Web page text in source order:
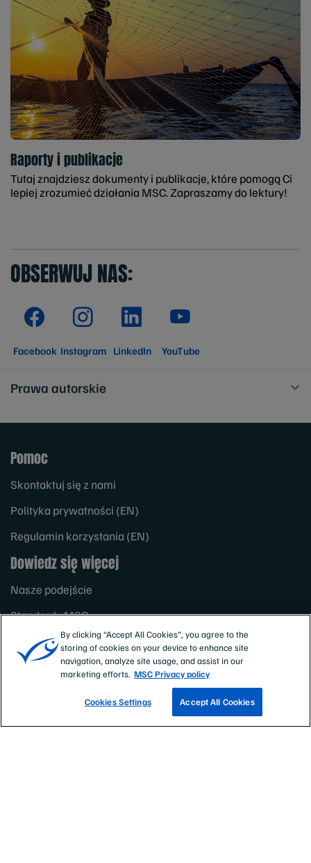
Raporty i publikacje
Tutaj znajdziesz dokumenty i publikacje, które pomogą Ci
lepiej zrozumieć działania MSC. Zapraszamy do lektury!
OBSERWUJ NAS:
Facebook Instagram LinkedIn YouTube
Prawa autorskie
Pomoc
Skontaktuj się z nami
Polityka prywatności (EN)
Regulamin korzystania (EN)
Dowiedz się więcej
Nasze podejście
Standardy MSC
By clicking “Accept All Cookies”, you agree to the
storing of cookies on your device to enhance site
navigation, analyze site usage, and assist in our
marketing efforts. MSC Privacy policy
Cookies Settings Accept All Cookies